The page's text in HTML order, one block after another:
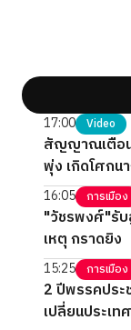
17:00 Video
สัญญาณเตือน
พุ่ง เกิดโศกน
16:05 การเมือง
"วัชรพงศ์"รั
เหตุ กราดยิง
15:25 การเมือง
2 ปีพรรคประ
เปลี่ยนประเทศ